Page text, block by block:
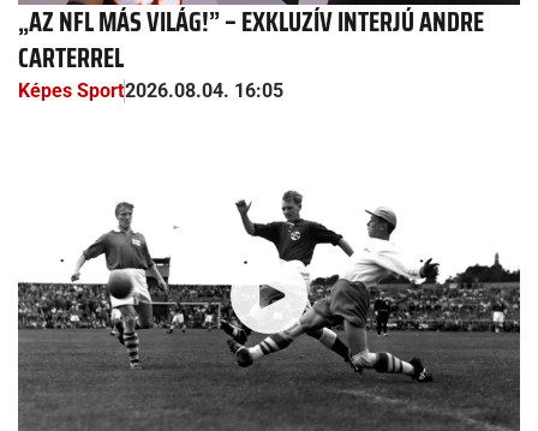
„AZ NFL MÁS VILÁG!” – EXKLUZÍV INTERJÚ ANDRE
CARTERREL
Képes Sport2026.08.04. 16:05